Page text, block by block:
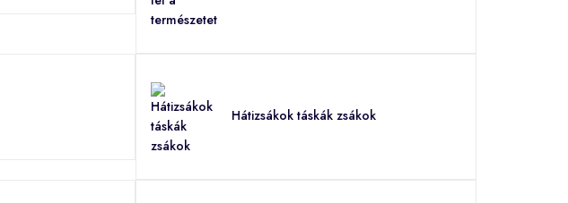
Hátizsákok táskák zsákok